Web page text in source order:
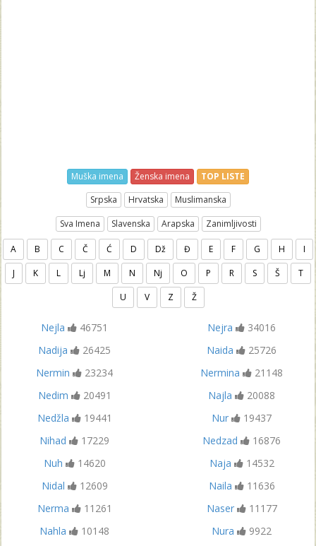
Muška imena Ženska imena
TOP LISTE
Srpska
Hrvatska
Muslimanska
Sva Imena
Slavenska Arapska Zanimljivosti
A B C Č Ć D Dž Đ E F G H
I
J
K L Lj M N Nj O P R S Š
T
U
V Z Ž
Nejla 46751 Nejra
34016
Nadija
26425 Naida
25726
Nermin
23234 Nermina
21148
Nedim
20491 Najla
20088
Nedžla
19441 Nur
19437
Nihad
17229 Nedzad
16876
Nuh
14620 Naja
14532
Nidal
12609 Naila
11636
Nerma
11261 Naser
11177
Nahla
10148 Nura
9922